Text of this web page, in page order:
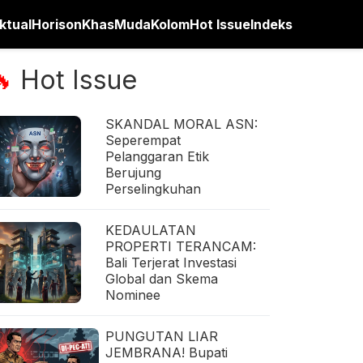
HorisonKhasMudaKolomHot IssueIndeks
Hot Issue
SKANDAL MORAL ASN:
Seperempat
Pelanggaran Etik
Berujung
Perselingkuhan
KEDAULATAN
PROPERTI TERANCAM:
Bali Terjerat Investasi
Global dan Skema
Nominee
PUNGUTAN LIAR
JEMBRANA! Bupati